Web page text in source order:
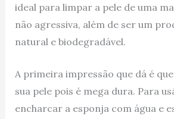
ideal para limpar a pele de uma
não agressiva, além de ser um
natural e biodegradável.
A primeira impressão que dá é que
sua pele pois é mega dura. Para
encharcar a esponja com água e